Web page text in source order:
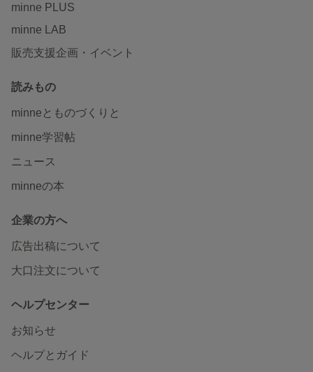
minne PLUS
minne LAB
販売支援企画・イベント
読みもの
minneとものづくりと
minne学習帖
ニュース
minneの本
企業の方へ
広告出稿について
大口注文について
ヘルプセンター
お知らせ
ヘルプとガイド